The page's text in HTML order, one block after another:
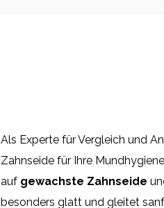
Als Experte für Vergleich und
Zahnseide für Ihre
auf gewachste Zahnseide
besonders glatt und gleitet